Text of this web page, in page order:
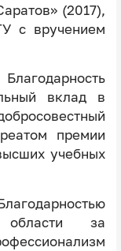
(2017),
с вручением
вклад в
премии
учебных
области за